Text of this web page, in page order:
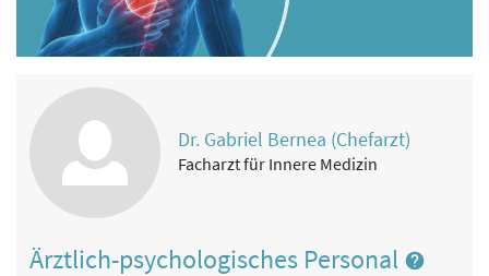
Dr. Gabriel Bernea (Chefarzt)
Facharzt für Innere Medizin
Ärztlich-psychologisches Personal